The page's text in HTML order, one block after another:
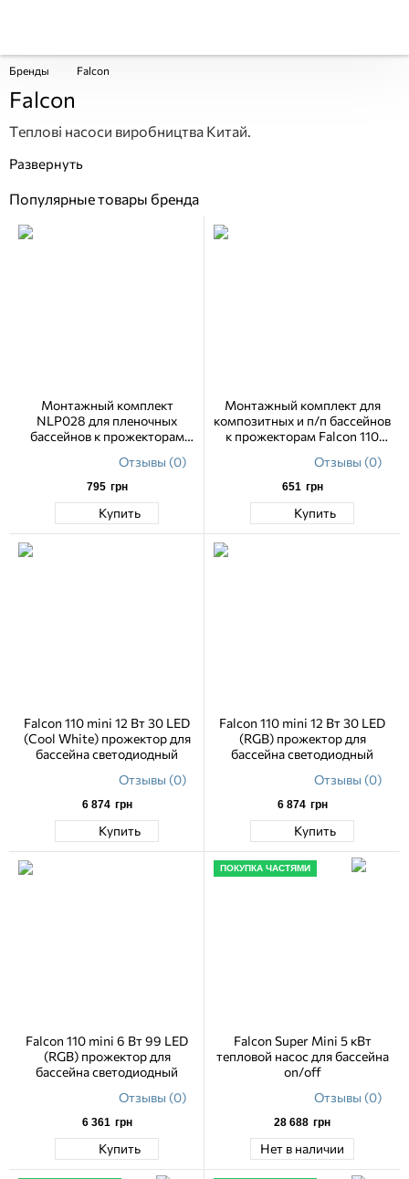
Бренды Falcon
Falcon
Теплові насоси виробництва Китай.
Популярные товары бренда
Монтажный комплект
NLP028 для пленочных
бассейнов к прожекторам
Отзывы (0)
795 грн
Купить
Монтажный комплект для
композитных и п/п бассейнов
к прожекторам Falcon 110
Отзывы (0)
651 грн
Купить
Falcon 110 mini 12 Вт 30 LED
(Cool White) прожектор для
бассейна светодиодный
Отзывы (0)
6 874 грн
Купить
Falcon 110 mini 12 Вт 30 LED
(RGB) прожектор для
бассейна светодиодный
Отзывы (0)
6 874 грн
Купить
Falcon 110 mini 6 Вт 99 LED
(RGB) прожектор для
бассейна светодиодный
Отзывы (0)
6 361 грн
Купить
ПОКУПКА ЧАСТЯМИ
Falcon Super Mini 5 кВт
тепловой насос для бассейна
on/off
Отзывы (0)
28 688 грн
Нет в наличии